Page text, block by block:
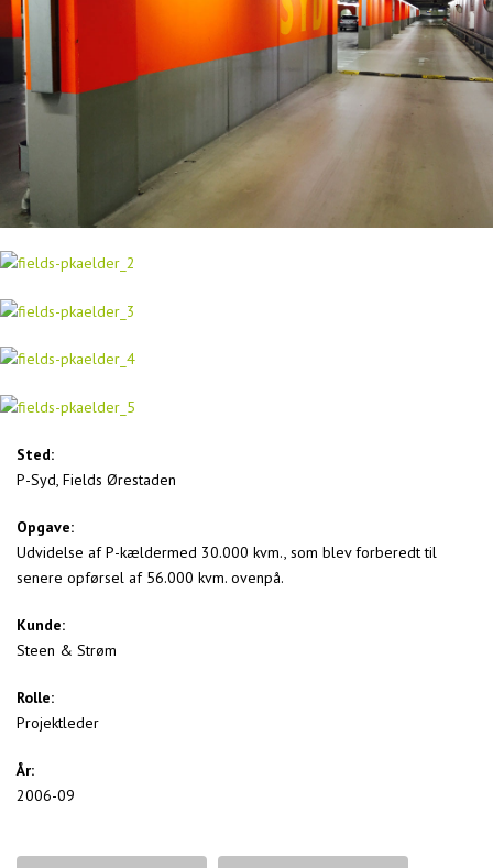
Sted:
P-Syd, Fields Ørestaden
Opgave:
Udvidelse af P-kældermed 30.000 kvm., som blev forberedt til
senere opførsel af 56.000 kvm. ovenpå.
Kunde:
Steen & Strøm
Rolle:
Projektleder
År:
2006-09